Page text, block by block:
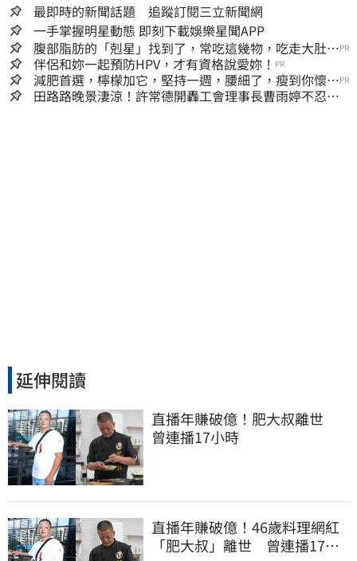
最即時的新聞話題 追蹤訂閱三立新聞網
一手掌握明星動態 即刻下載娛樂星聞APP
腹部脂肪的「剋星」找到了，常吃這幾物，吃走大肚
囊，瘦出小蠻腰
PR
伴侶和妳一起預防HPV，才有資格說愛妳！ PR
減肥首選，檸檬加它，堅持一週，腰細了，瘦到你懷疑
人生
PR
田路路晚景淒涼！許常德開轟工會理事長曹雨婷不忍
延伸閱讀
直播年賺破億！肥大叔離世
曾連播17小時
直播年賺破億！46歲料理網紅
「肥大叔」離世 曾連播17小